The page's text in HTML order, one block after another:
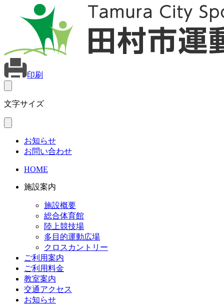
印刷
文字サイズ
お知らせ
お問い合わせ
HOME
施設案内
施設概要
総合体育館
陸上競技場
多目的運動広場
クロスカントリー
ご利用案内
ご利用料金
教室案内
交通アクセス
お知らせ